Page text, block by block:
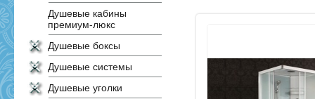
Душевые кабины
премиум-люкс
Душевые боксы
Душевые системы
Душевые уголки